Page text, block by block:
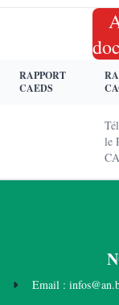
RAPPORT
CAEDS
le
Email :